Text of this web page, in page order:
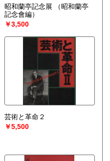
昭和蘭亭記念展
（昭和蘭亭
記念會編）
￥3,500
芸術と革命２
￥5,500